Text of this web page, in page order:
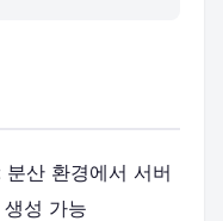
분산 환경에서 서버
성 가능